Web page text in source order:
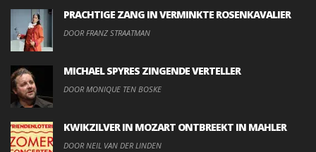
PRACHTIGE ZANG IN VERMINKTE ROSENKAVALIER
DOOR FRANZ STRAATMAN
MICHAEL SPYRES ZINGENDE VERTELLER
DOOR MONIQUE TEN BOSKE
KWIKZILVER IN MOZART ONTBREEKT IN MAHLER
DOOR NEIL VAN DER LINDEN